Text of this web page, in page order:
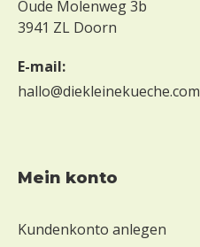
Oude Molenweg 3b
3941 ZL Doorn
E-mail:
hallo@diekleinekueche.com
mein konto
Kundenkonto anlegen